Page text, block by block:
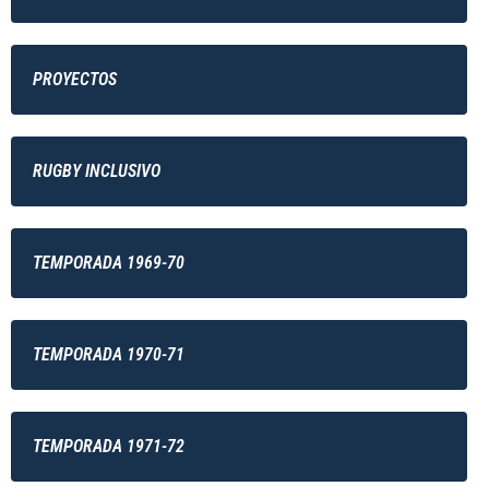
PROYECTOS
RUGBY INCLUSIVO
TEMPORADA 1969-70
TEMPORADA 1970-71
TEMPORADA 1971-72